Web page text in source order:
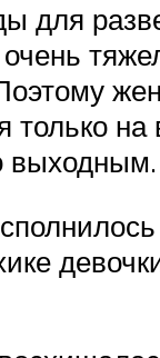
для
только
выходным.